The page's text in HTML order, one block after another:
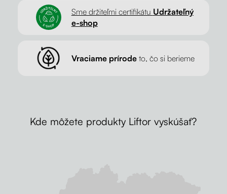
Sme držiteľmi certifikátu Udržateľný
e-shop
Vraciame prírodeto, čo si berieme
Kde môžete produkty Liftor vyskúšať?